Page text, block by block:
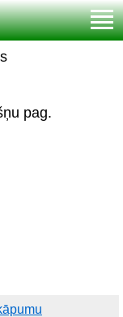
pag.